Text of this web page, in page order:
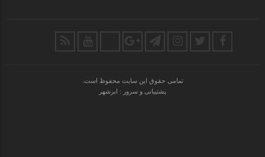
تمامی حقوق این سایت محفوظ است.
پشتیبانی و سرور : ابرشهر